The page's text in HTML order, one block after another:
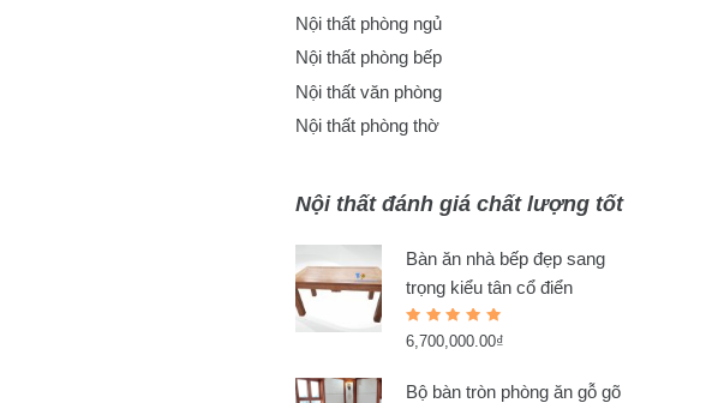
Nội thất phòng ngủ
Nội thất phòng bếp
Nội thất văn phòng
Nội thất phòng thờ
Nội thất đánh giá chất lượng tốt
Bàn ăn nhà bếp đẹp sang
trọng kiểu tân cổ điển
5.00out
6,700,000.00₫
Bộ bàn tròn phòng ăn gỗ gõ